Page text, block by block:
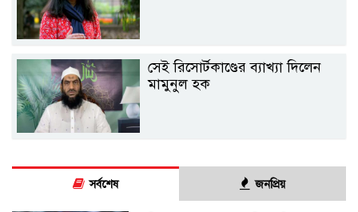
সেই রিসোর্টকাণ্ডের ব্যাখ্যা দিলেন
মামুনুল হক
সর্বশেষ জনপ্রিয়